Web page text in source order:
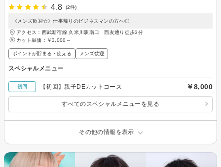
4.8
(2件)
《メンズ歓迎☆》仕事帰りのビジネスマンの方へ◎
アクセス：西武新宿線 久米川駅南口 西友通り徒歩3分
カット単価： ￥3,000～
ポイントが貯まる・使える メンズ歓迎
スペシャルメニュー
初回 【初回】親子DEカットコース ￥8,000
すべてのスペシャルメニューを見る
その他の情報を表示